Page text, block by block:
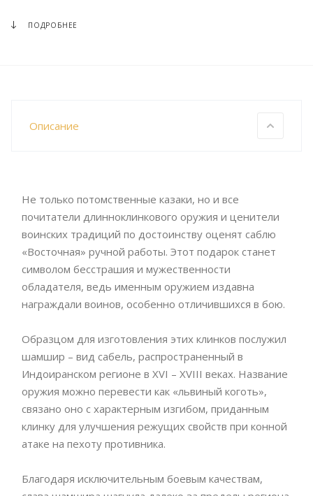
ПОДРОБНЕЕ
Описание
Не только потомственные казаки, но и все
почитатели длинноклинкового оружия и ценители
воинских традиций по достоинству оценят саблю
«Восточная» ручной работы. Этот подарок станет
символом бесстрашия и мужественности
обладателя, ведь именным оружием издавна
награждали воинов, особенно отличившихся в бою.
Образцом для изготовления этих клинков послужил
шамшир – вид сабель, распространенный в
Индоиранском регионе в XVI – XVIII веках. Название
оружия можно перевести как «львиный коготь»,
связано оно с характерным изгибом, приданным
клинку для улучшения режущих свойств при конной
атаке на пехоту противника.
Благодаря исключительным боевым качествам,